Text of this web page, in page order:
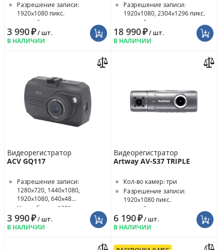
Разрешение записи:
1920x1080 пикс.
Угол обзора: 140°
3 990₽/ шт.
В НАЛИЧИИ
Разрешение записи:
1920x1080, 2304x1296 пикс.
Угол обзора: 130°
18 990₽/ шт.
В НАЛИЧИИ
Видеорегистратор
ACV GQ117
Разрешение записи:
1280x720, 1440x1080,
1920x1080, 640x48...
Угол обзора: 120°
3 990₽/ шт.
В НАЛИЧИИ
Видеорегистратор
Artway AV-537 TRIPLE
Кол-во камер: три
Разрешение записи:
1920x1080 пикс.
Угол обзора: 170°
6 190₽/ шт.
В НАЛИЧИИ